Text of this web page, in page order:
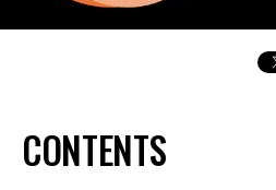
CONTENTS